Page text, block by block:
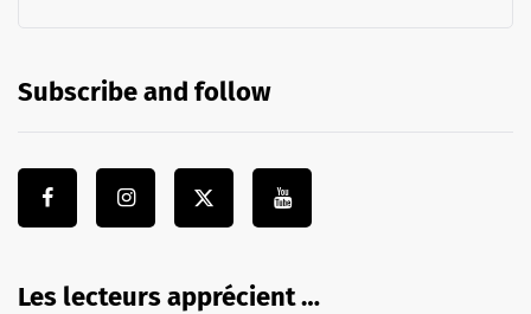
Subscribe and follow
Les lecteurs apprécient …